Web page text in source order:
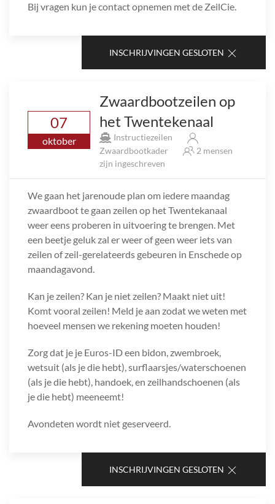
Bij vragen kun je contact opnemen met de ZeilCie.
INSCHRIJVINGEN GESLOTEN
07
oktober
Zwaardbootzeilen op
het Twentekenaal
Instructiezeilen
Zwaardbootkader
2 mensen
zijn ingeschreven
We gaan het jarenoude plan om iedere maandag
zwaardboot te gaan zeilen op het Twentekanaal
weer eens proberen in uitvoering te brengen. Met
een beetje geluk zal er weer of geen weer iets van
zeilen of zeil-gerelateerds gebeuren in Enschede op
maandagavond.
Kan je zeilen? Kan je niet zeilen? Maakt niet uit!
Komt vooral zeilen! Meld je aan zodat we weten met
hoeveel mensen we rekening moeten houden!
Zorg dat je je Euros-ID een bidon, zwembroek,
wetsuit (als je die hebt), surflaarsjes/waterschoenen
(als je die hebt), handoek, en zeilhandschoenen (als
je die hebt) meeneemt!
Avondeten wordt niet geserveerd.
INSCHRIJVINGEN GESLOTEN